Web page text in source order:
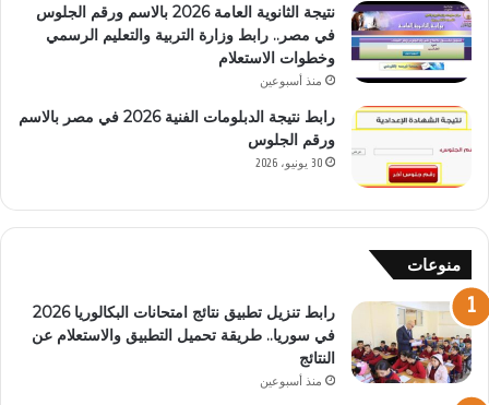
نتيجة الثانوية العامة 2026 بالاسم ورقم الجلوس
في مصر.. رابط وزارة التربية والتعليم الرسمي
وخطوات الاستعلام
منذ أسبوعين
رابط نتيجة الدبلومات الفنية 2026 في مصر بالاسم
ورقم الجلوس
30 يونيو، 2026
منوعات
رابط تنزيل تطبيق نتائج امتحانات البكالوريا 2026
في سوريا.. طريقة تحميل التطبيق والاستعلام عن
النتائج
منذ أسبوعين